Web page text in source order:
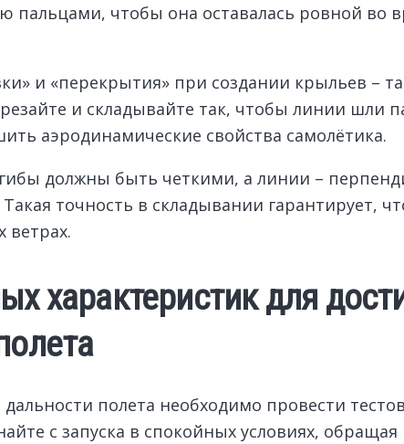
пальцами, чтобы она оставалась ровной во
и «перекрытия» при создании крыльев –
и складывайте так, чтобы линии шли
аэродинамические свойства самолётика.
должны быть четкими, а линии –
точность в складывании гарантирует,
ветрах.
характеристик для
полета необходимо провести
с запуска в спокойных условиях,